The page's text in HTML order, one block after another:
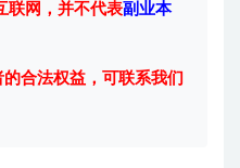
联网，并不代表副业本
合法权益，可联系我们